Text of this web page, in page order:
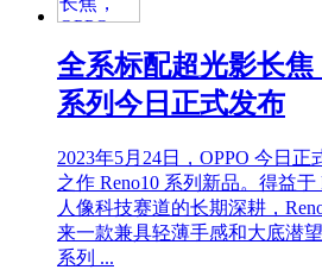
全系标配超光影长焦
系列今日正式发布
2023年5月24日，OPPO 今日正
之作 Reno10 系列新品。得益
人像科技赛道的长期深耕，
来一款兼具轻薄手感和大底潜
系列 ...